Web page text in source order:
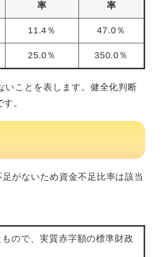
率
率
11.4％ 47.0％
25.0％ 350.0％
ことを表します。健全化判断
。
がないため資金不足比率は該当
ので、実質赤字額の標準財政